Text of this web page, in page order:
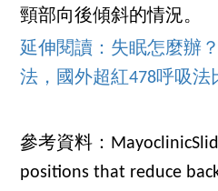
頸部向後傾斜的情況。
延伸閱讀：失眠怎麼辦
法，國外超紅478呼吸法
參考資料：
positions that reduce